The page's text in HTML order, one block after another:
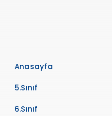
Anasayfa
5.Sınıf
6.Sınıf